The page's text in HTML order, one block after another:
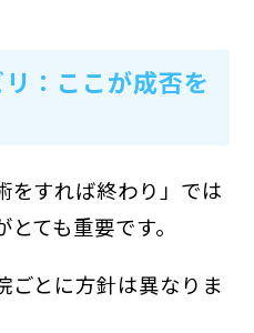
：ここが成否を
をすれば終わり」では
ても重要です。
とに方針は異なりま